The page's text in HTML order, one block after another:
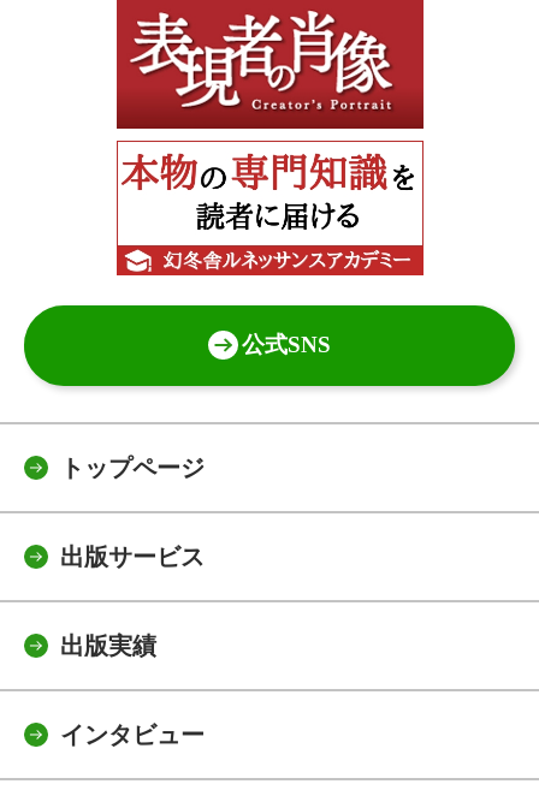
公式SNS
トップページ
出版サービス
出版実績
インタビュー